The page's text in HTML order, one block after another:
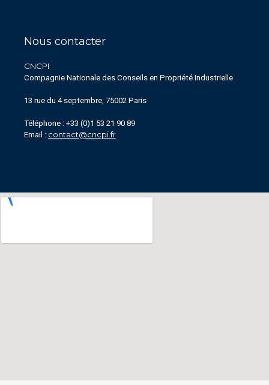
Nous contacter
CNCPI
Compagnie Nationale des Conseils en Propriété Industrielle
13 rue du 4 septembre, 75002 Paris
Téléphone : +33 (0)1 53 21 90 89
Email : contact@cncpi.fr